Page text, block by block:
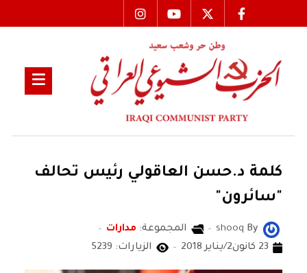
كلمة د.حسن العاقولي رئيس تحالف
"سائرون"
By
shooq المجموعة: مدارات
23 كانون2/يناير 2018
الزيارات: 5239